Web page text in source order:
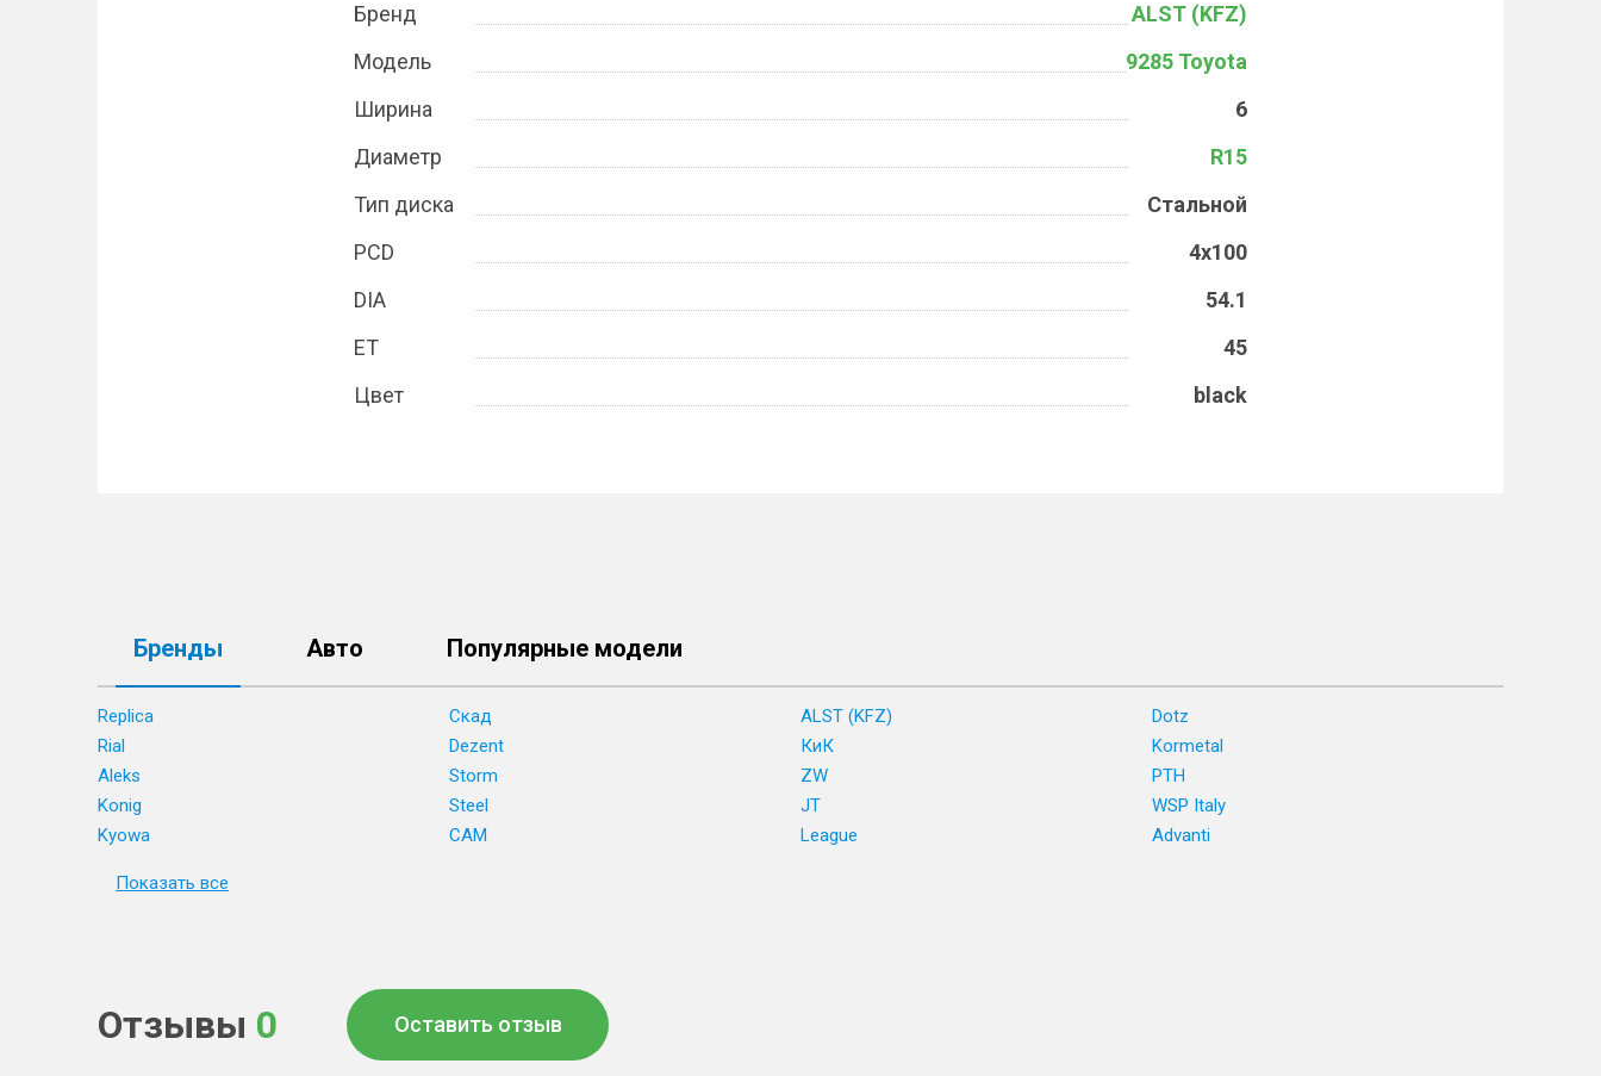
Бренд
ALST (KFZ)
Модель
9285 Toyota
Ширина
6
Диаметр
R15
Тип диска
Стальной
PCD
4x100
DIA
54.1
ET
45
Цвет
black
Бренды Авто Популярные модели
Replica Скад ALST (KFZ)
Dotz
Rial
Dezent КиК
Kormetal
Aleks
Storm ZW
PTH
Konig
Steel JT
WSP Italy
Kyowa
CAM League Advanti
Показать все
Отзывы 0 Оставить отзыв